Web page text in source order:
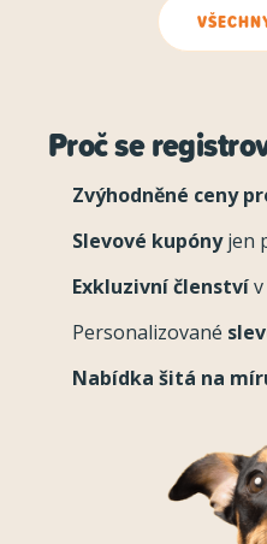
Proč se
Zvýhodněné ceny
Slevové kupónyjen
Exkluzivní členství
Personalizované
Nabídka šitá na